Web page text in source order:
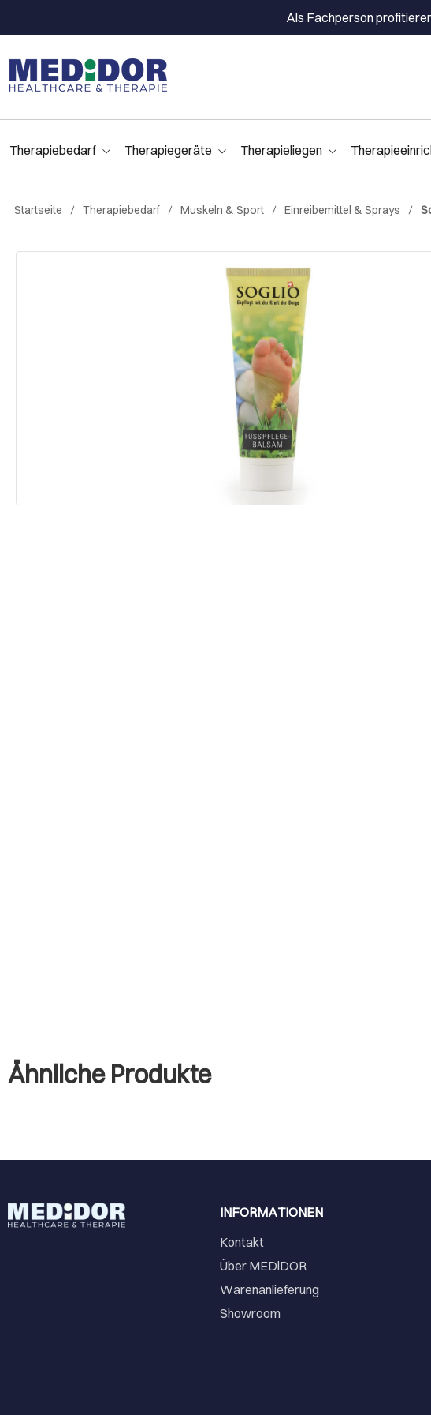
Als Fachperson
Therapiebedarf Therapiegeräte Therapieliegen
Startseite Therapiebedarf Muskeln & Sport Einreibemittel & Sprays
Ähnliche Produkte
INFORMATIONEN
Kontakt
Über MEDiDOR
Warenanlieferung
Showroom